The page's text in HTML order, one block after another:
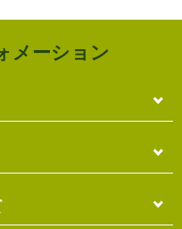
メーション
。
出来ません。